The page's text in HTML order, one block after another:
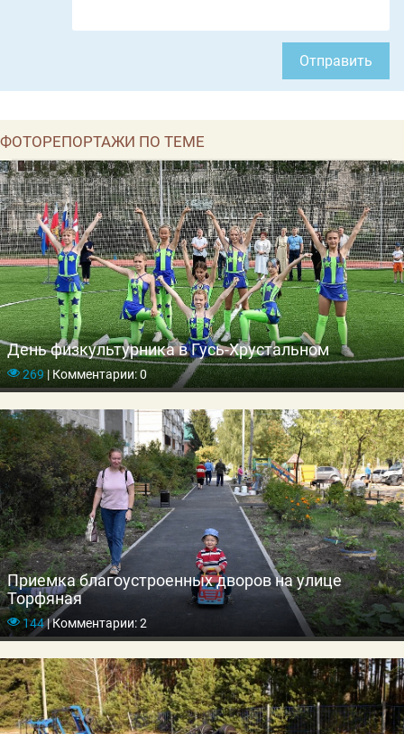
Отправить
ФОТОРЕПОРТАЖИ ПО ТЕМЕ
День физкультурника в Гусь-Хрустальном
269 |Комментарии: 0
Приемка благоустроенных дворов на улице
Торфяная
144|Комментарии: 2